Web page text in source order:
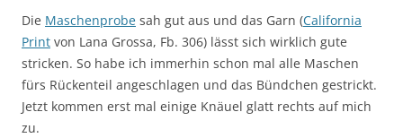
Die Maschenprobe sah gut aus und das Garn (California
Print von Lana Grossa, Fb. 306) lässt sich wirklich gute
stricken. So habe ich immerhin schon mal alle Maschen
fürs Rückenteil angeschlagen und das Bündchen gestrickt.
Jetzt kommen erst mal einige Knäuel glatt rechts auf mich
zu.